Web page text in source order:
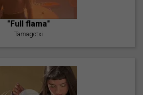
"Full flama"
Tamagotxi